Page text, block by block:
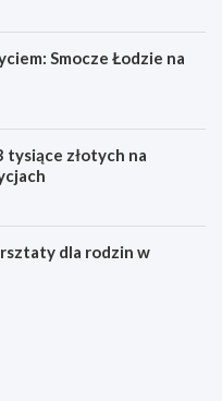
Smocze Łodzie na
tysiące złotych na
dla rodzin w